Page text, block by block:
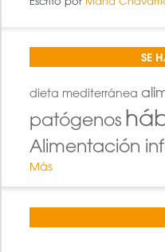
SE
dieta mediterránea
patógenos
Alimentación
Más